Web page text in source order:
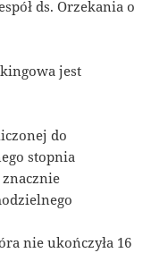
ds. Orzekania o
jest
do
stopnia
nie ukończyła 16